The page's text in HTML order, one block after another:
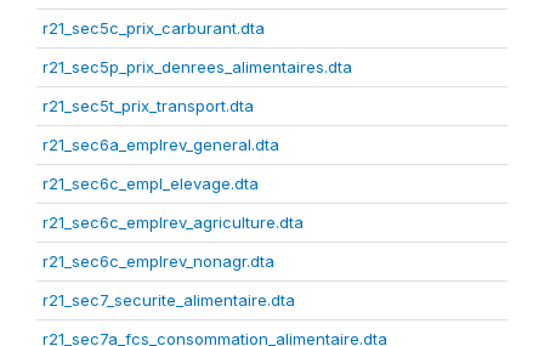
r21_sec5c_prix_carburant.dta
r21_sec5p_prix_denrees_alimentaires.dta
r21_sec5t_prix_transport.dta
r21_sec6a_emplrev_general.dta
r21_sec6c_empl_elevage.dta
r21_sec6c_emplrev_agriculture.dta
r21_sec6c_emplrev_nonagr.dta
r21_sec7_securite_alimentaire.dta
r21_sec7a_fcs_consommation_alimentaire.dta